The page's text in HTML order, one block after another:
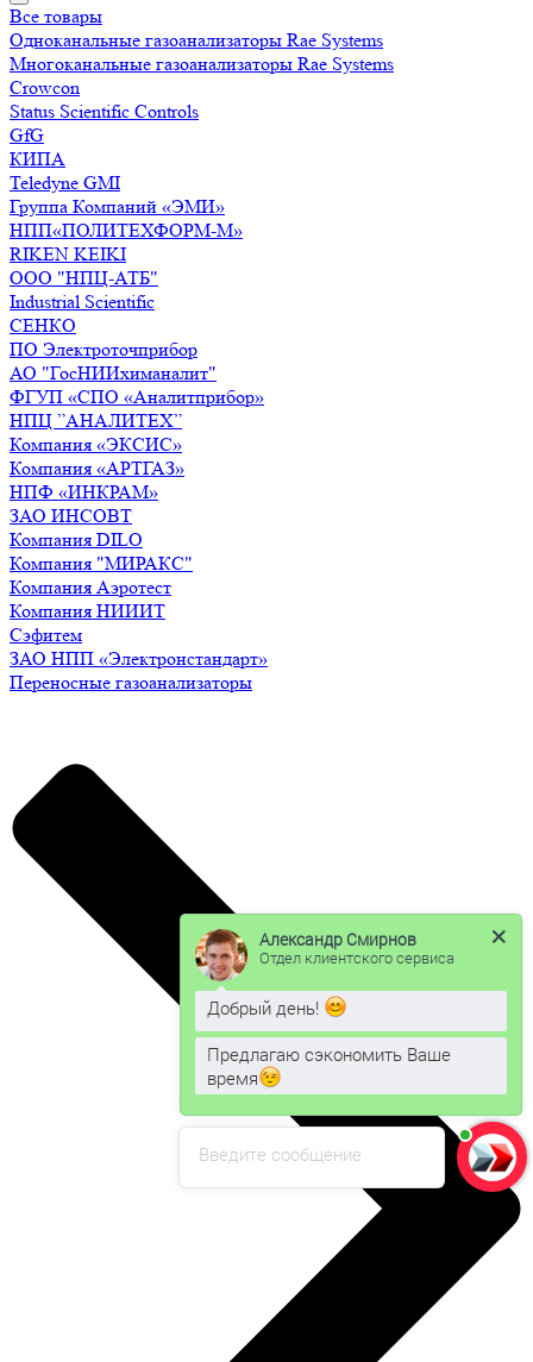
Все товары
Одноканальные газоанализаторы Rae Systems
Многоканальные газоанализаторы Rae Systems
Crowcon
Status Scientific Controls
GfG
КИПА
Teledyne GMI
Группа Компаний «ЭМИ»
НПП«ПОЛИТЕХФОРМ-М»
RIKEN KEIKI
ООО "НПЦ-АТБ"
Industrial Scientific
СЕНКО
ПО Электроточприбор
АО "ГосНИИхиманалит"
ФГУП «СПО «Аналитприбор»
НПЦ ”АНАЛИТЕХ”
Компания «ЭКСИС»
Компания «АРТГАЗ»
НПФ «ИНКРАМ»
ЗАО ИНСОВТ
Компания DILO
Компания "МИРАКС"
Компания Аэротест
Компания НИИИТ
Сэфитем
ЗАО НПП «Электронстандарт»
Переносные газоанализаторы
Введите сообщение
Александр Смирнов
Отдел клиентского сервиса
Добрый день!
Предлагаю сэкономить Ваше
время